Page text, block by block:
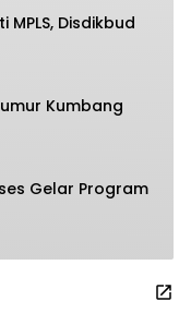
Kumbang
Gelar Program